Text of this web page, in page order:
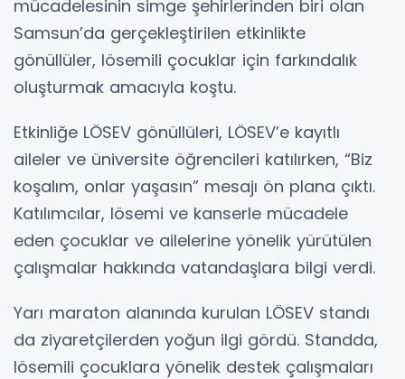
mücadelesinin simge şehirlerinden biri olan
Samsun’da gerçekleştirilen etkinlikte
gönüllüler, lösemili çocuklar için farkındalık
oluşturmak amacıyla koştu.
Etkinliğe LÖSEV gönüllüleri, LÖSEV’e kayıtlı
aileler ve üniversite öğrencileri katılırken, “Biz
koşalım, onlar yaşasın” mesajı ön plana çıktı.
Katılımcılar, lösemi ve kanserle mücadele
eden çocuklar ve ailelerine yönelik yürütülen
çalışmalar hakkında vatandaşlara bilgi verdi.
Yarı maraton alanında kurulan LÖSEV standı
da ziyaretçilerden yoğun ilgi gördü. Standda,
lösemili çocuklara yönelik destek çalışmaları